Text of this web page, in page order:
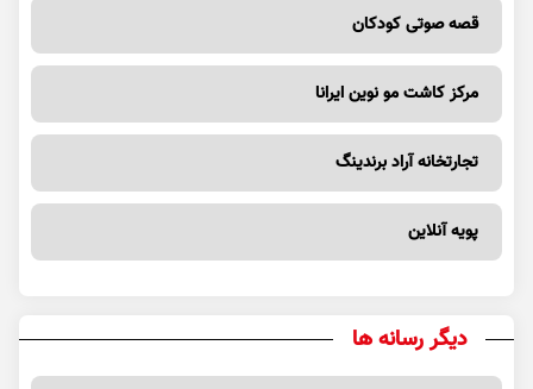
قصه صوتی کودکان
مرکز کاشت مو نوین ایرانا
تجارتخانه آراد برندینگ
پویه آنلاین
دیگر رسانه ها